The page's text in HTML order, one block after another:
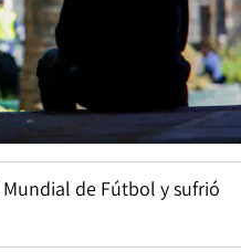
de Fútbol y sufrió